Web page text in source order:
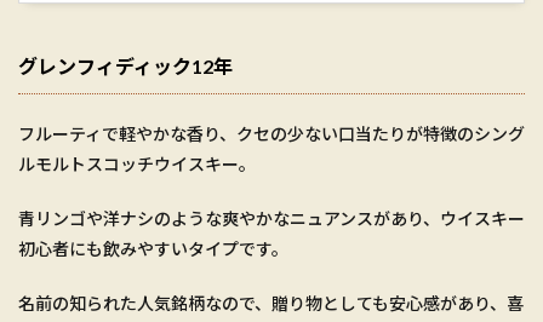
グレンフィディック12年
フルーティで軽やかな香り、クセの少ない口当たりが特徴のシング
ルモルトスコッチウイスキー。
青リンゴや洋ナシのような爽やかなニュアンスがあり、ウイスキー
初心者にも飲みやすいタイプです。
名前の知られた人気銘柄なので、贈り物としても安心感があり、喜